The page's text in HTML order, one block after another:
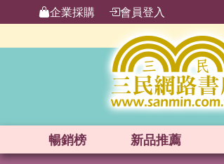
企業採購 會員登入
暢銷榜 新品推薦